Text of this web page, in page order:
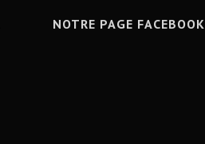
NOTRE PAGE FACEBOOK